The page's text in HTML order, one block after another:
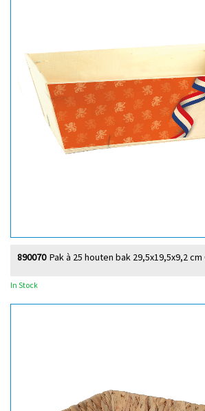
Pak à 25 houten bak 29,5x19,5x9,2
890070
In Stock